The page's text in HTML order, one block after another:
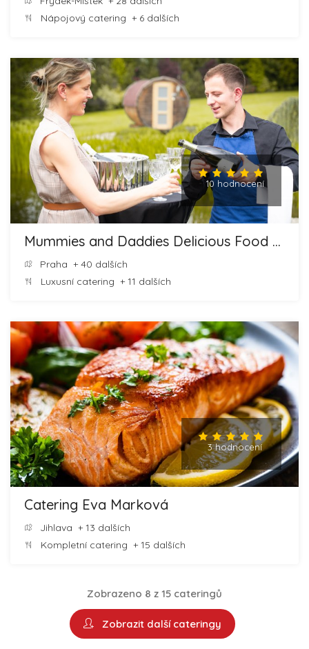
Nápojový catering + 6 dalších
10 hodnocení
Mummies and Daddies Delicious Food and Cheesecakes
Praha + 40 dalších
Luxusní catering + 11 dalších
3 hodnocení
Catering Eva Marková
Jihlava + 13 dalších
Kompletní catering + 15 dalších
Zobrazeno 8 z 15 cateringů
Zobrazit další cateringy